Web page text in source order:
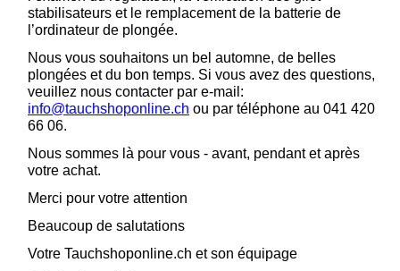
stabilisateurs et le remplacement de la batterie de
l’ordinateur de plongée.
Nous vous souhaitons un bel automne, de belles
plongées et du bon temps. Si vous avez des questions,
veuillez nous contacter par e-mail:
info@tauchshoponline.ch ou par téléphone au 041 420
66 06.
Nous sommes là pour vous - avant, pendant et après
votre achat.
Merci pour votre attention
Beaucoup de salutations
Votre Tauchshoponline.ch et son équipage